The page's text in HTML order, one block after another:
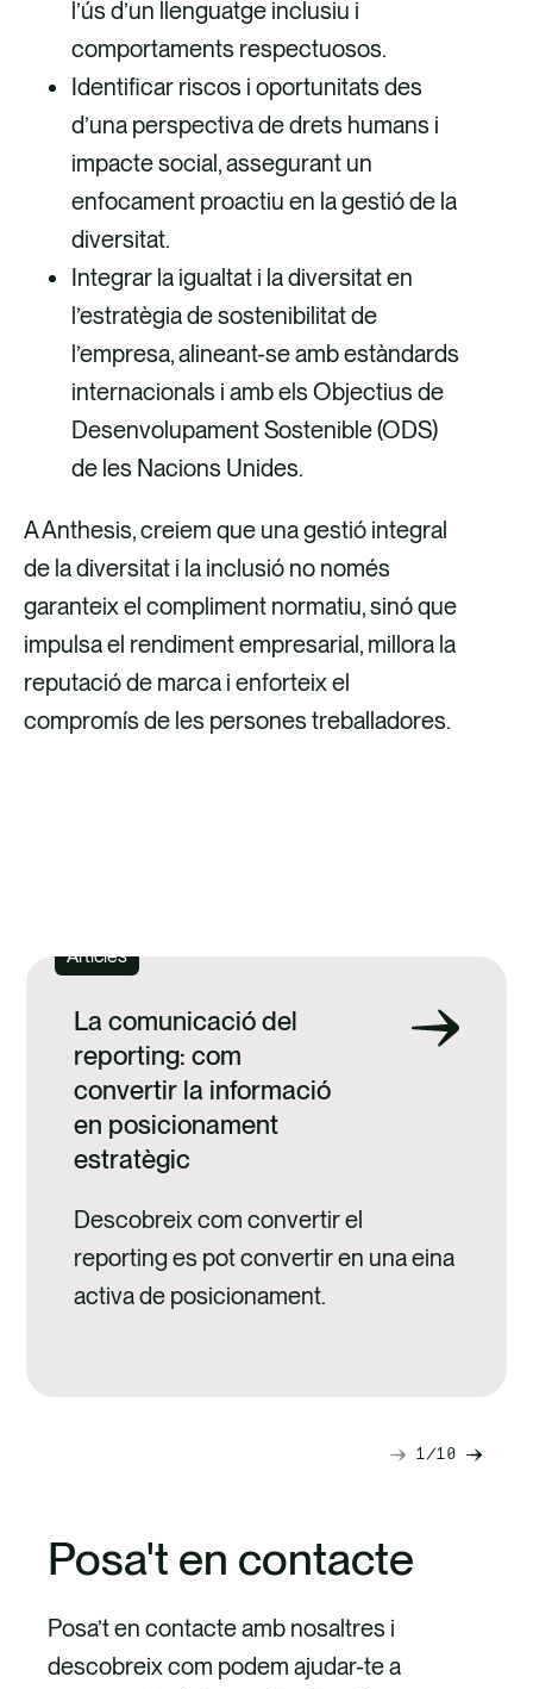
l’ús d’un llenguatge inclusiu i
comportaments respectuosos.
Identificar riscos i oportunitats des
d’una perspectiva de drets humans i
impacte social, assegurant un
enfocament proactiu en la gestió de la
diversitat.
Integrar la igualtat i la diversitat en
l’estratègia de sostenibilitat de
l’empresa, alineant-se amb estàndards
internacionals i amb els Objectius de
Desenvolupament Sostenible (ODS)
de les Nacions Unides.
A Anthesis, creiem que una gestió integral
de la diversitat i la inclusió no només
garanteix el compliment normatiu, sinó que
impulsa el rendiment empresarial, millora la
reputació de marca i enforteix el
compromís de les persones treballadores.
Articles
La comunicació del
reporting: com
convertir la informació
en posicionament
estratègic
Descobreix com convertir el
reporting es pot convertir en una eina
activa de posicionament.
Diapositiva
1 10
Posa't en contacte
Posa’t en contacte amb nosaltres i
descobreix com podem ajudar-te a